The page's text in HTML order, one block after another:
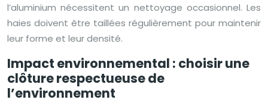
l’aluminium nécessitent un nettoyage occasionnel. Les
haies doivent être taillées régulièrement pour maintenir
leur forme et leur densité.
Impact environnemental : choisir une
clôture respectueuse de
l’environnement